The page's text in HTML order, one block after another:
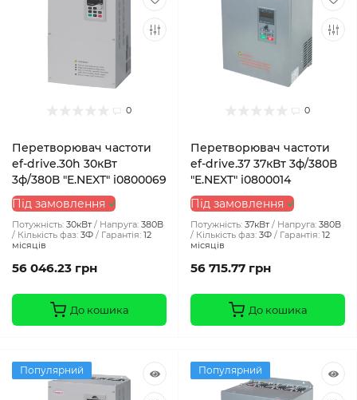
0
Перетворювач частоти
ef-drive.30h 30кВт
3ф/380В "E.NEXT" i0800069
Під замовлення
Потужність: 30кВт Напруга: 380В
Кількість фаз: 3Ф Гарантія: 12
місяців
56 046.23 грн
До кошика
0
Перетворювач частоти
ef-drive.37 37кВт 3ф/380В
"E.NEXT" i0800014
Під замовлення
Потужність: 37кВт Напруга: 380В
Кількість фаз: 3Ф Гарантія: 12
місяців
56 715.77 грн
До кошика
Популярний Популярний